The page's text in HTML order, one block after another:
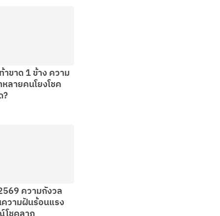
าขาด 1 ข้าง ความ
ลายคนโยงโชค
?
ความกังวล
ความฝันร้อนแรง